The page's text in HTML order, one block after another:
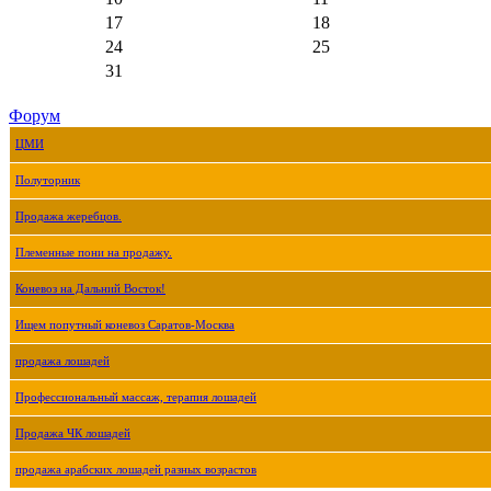
17
18
24
25
31
Форум
ЦМИ
Полуторник
Продажа жеребцов.
Племенные пони на продажу.
Коневоз на Дальний Восток!
Ищем попутный коневоз Саратов-Москва
продажа лошадей
Профессиональный массаж, терапия лошадей
Продажа ЧК лошадей
продажа арабских лошадей разных возрастов